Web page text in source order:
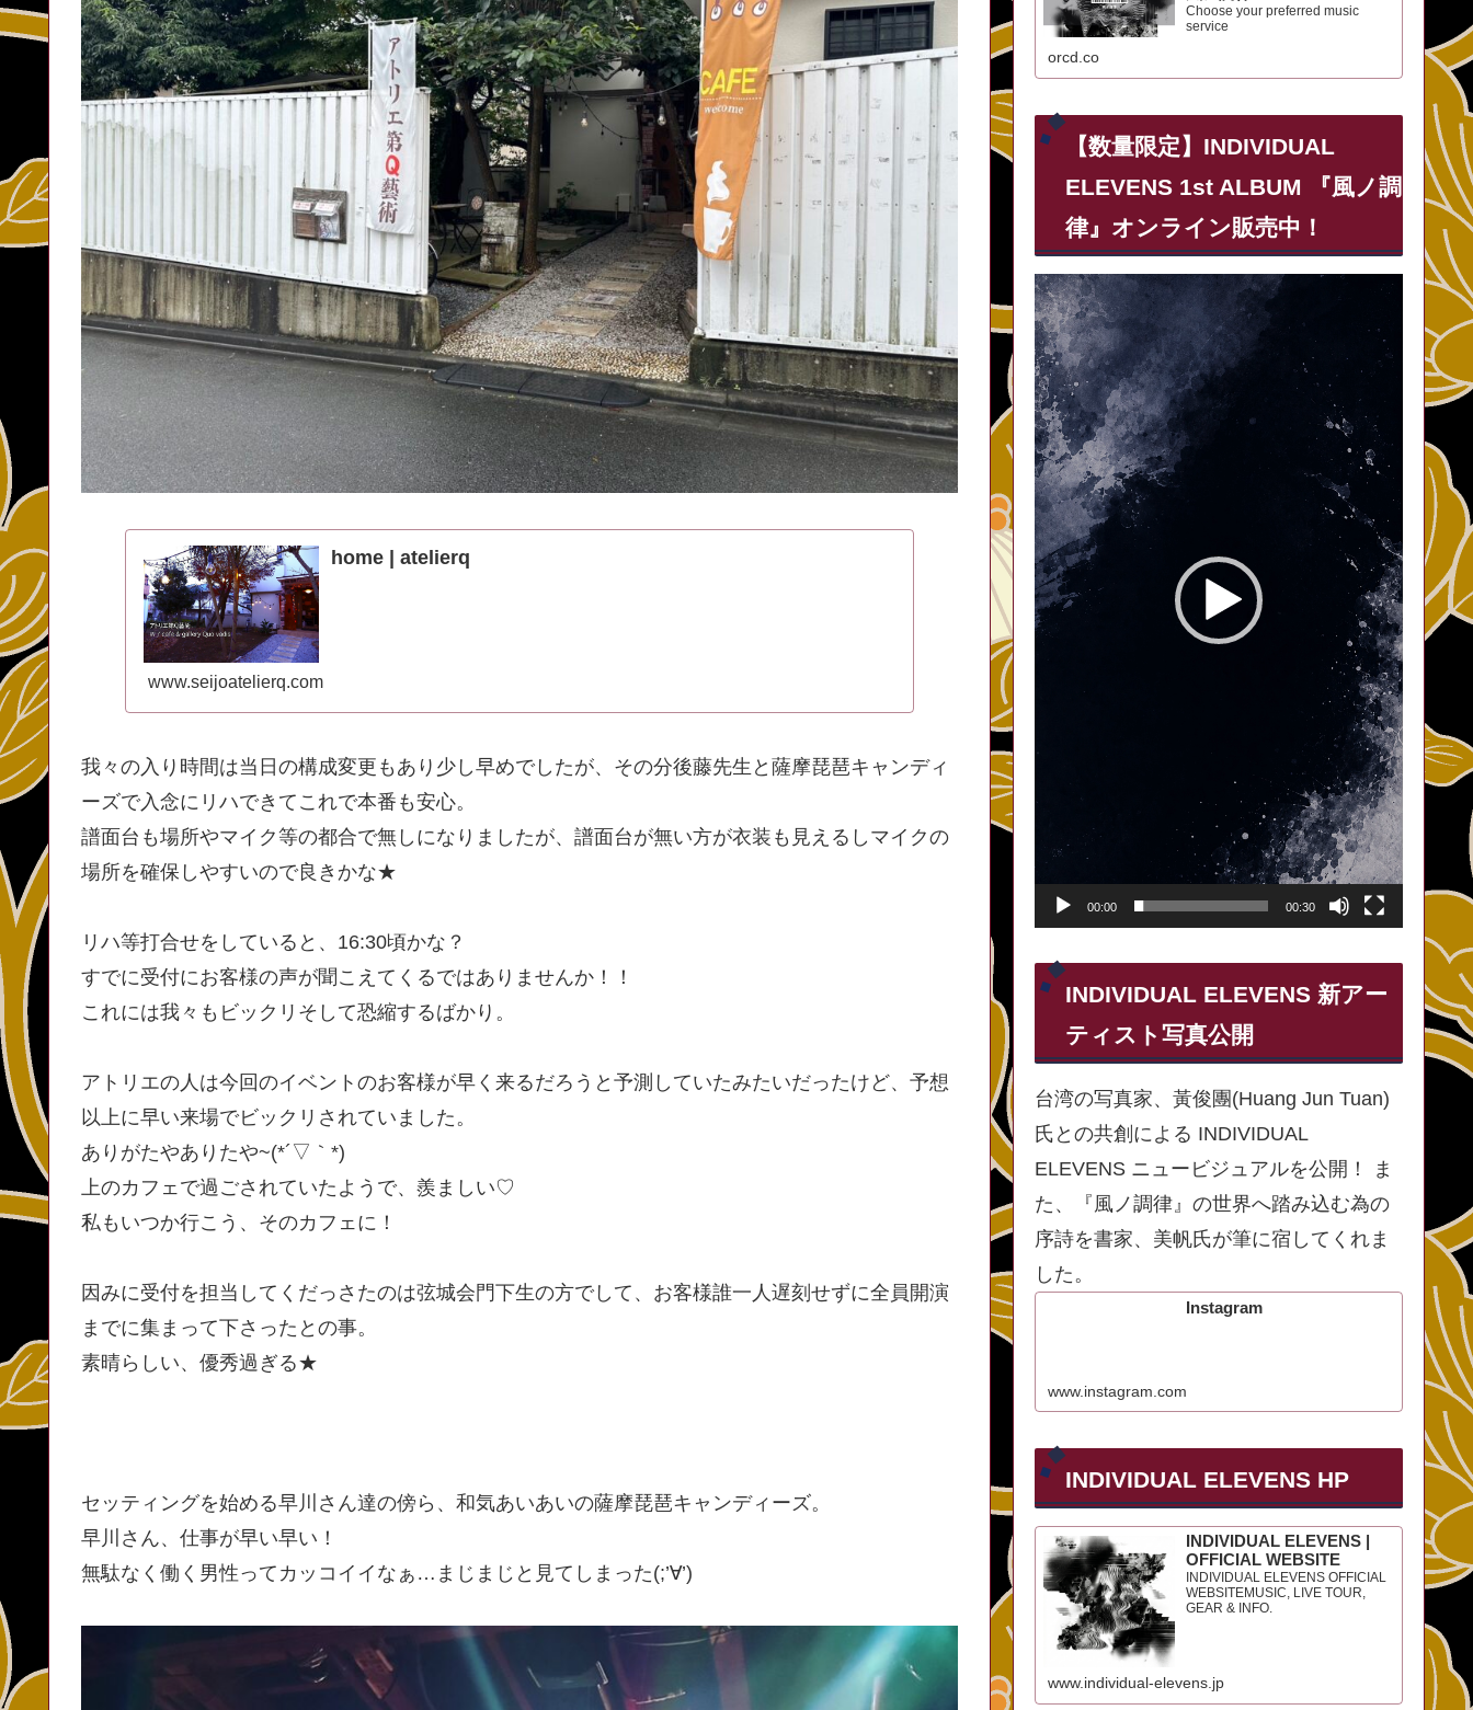
home | atelierq
www.seijoatelierq.com
我々の入り時間は当日の構成変更もあり少し早めでしたが、その分後藤先生と薩摩琵琶キャンディ
ーズで入念にリハできてこれで本番も安心。
譜面台も場所やマイク等の都合で無しになりましたが、譜面台が無い方が衣装も見えるしマイクの
場所を確保しやすいので良きかな★
リハ等打合せをしていると、16:30頃かな？
すでに受付にお客様の声が聞こえてくるではありませんか！！
これには我々もビックリそして恐縮するばかり。
アトリエの人は今回のイベントのお客様が早く来るだろうと予測していたみたいだったけど、予想
以上に早い来場でビックリされていました。
ありがたやありたや~(*´▽｀*)
上のカフェで過ごされていたようで、羨ましい♡
私もいつか行こう、そのカフェに！
因みに受付を担当してくだっさたのは弦城会門下生の方でして、お客様誰一人遅刻せずに全員開演
までに集まって下さったとの事。
素晴らしい、優秀過ぎる★
セッティングを始める早川さん達の傍ら、和気あいあいの薩摩琵琶キャンディーズ。
早川さん、仕事が早い早い！
無駄なく働く男性ってカッコイイなぁ…まじまじと見てしまった(;’∀’)
Choose your preferred music
service
orcd.co
【数量限定】INDIVIDUAL
ELEVENS 1st ALBUM 『風ノ調
律』オンライン販売中！
動
画
プ
レ
ー
ヤ
ー
00:00 00:30
INDIVIDUAL ELEVENS 新アー
ティスト写真公開
台湾の写真家、黃俊團(Huang Jun Tuan)
氏との共創による INDIVIDUAL
ELEVENS ニュービジュアルを公開！ ま
た、『風ノ調律』の世界へ踏み込む為の
序詩を書家、美帆氏が筆に宿してくれま
した。
Instagram
www.instagram.com
INDIVIDUAL ELEVENS HP
INDIVIDUAL ELEVENS |
OFFICIAL WEBSITE
INDIVIDUAL ELEVENS OFFICIAL
WEBSITEMUSIC, LIVE TOUR,
GEAR & INFO.
www.individual-elevens.jp